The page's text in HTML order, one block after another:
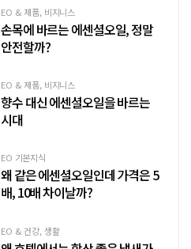
EO & 제품, 비지니스
손목에 바르는 에센셜오일, 정말
안전할까?
EO & 제품, 비지니스
향수 대신 에센셜오일을 바르는
시대
EO 기본지식
왜 같은 에센셜오일인데 가격은 5
배, 10배 차이날까?
EO & 건강, 생활